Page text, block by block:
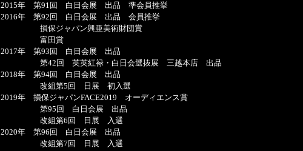
2015年 第91回 白日会展 出品 準会員推挙
2016年 第92回 白日会展 出品 会員推挙
損保ジャパン興亜美術財団賞
富田賞
2017年 第93回 白日会展 出品
第42回 英英紅禄・白日会選抜展 三越本店 出品
2018年 第94回 白日会展 出品
改組第5回 日展 初入選
2019年 損保ジャパンFACE2019 オーディエンス賞
第95回 白日会展 出品
改組第6回 日展 入選
2020年 第96回 白日会展 出品
改組第7回 日展 入選